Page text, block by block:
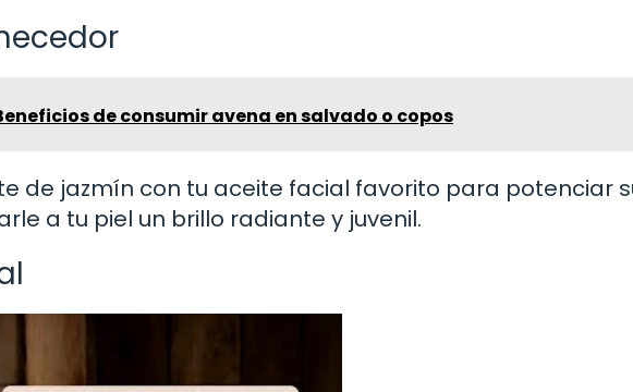
de consumir avena en salvado o copos
de jazmín con tu aceite facial favorito para potenciar
a tu piel un brillo radiante y juvenil.